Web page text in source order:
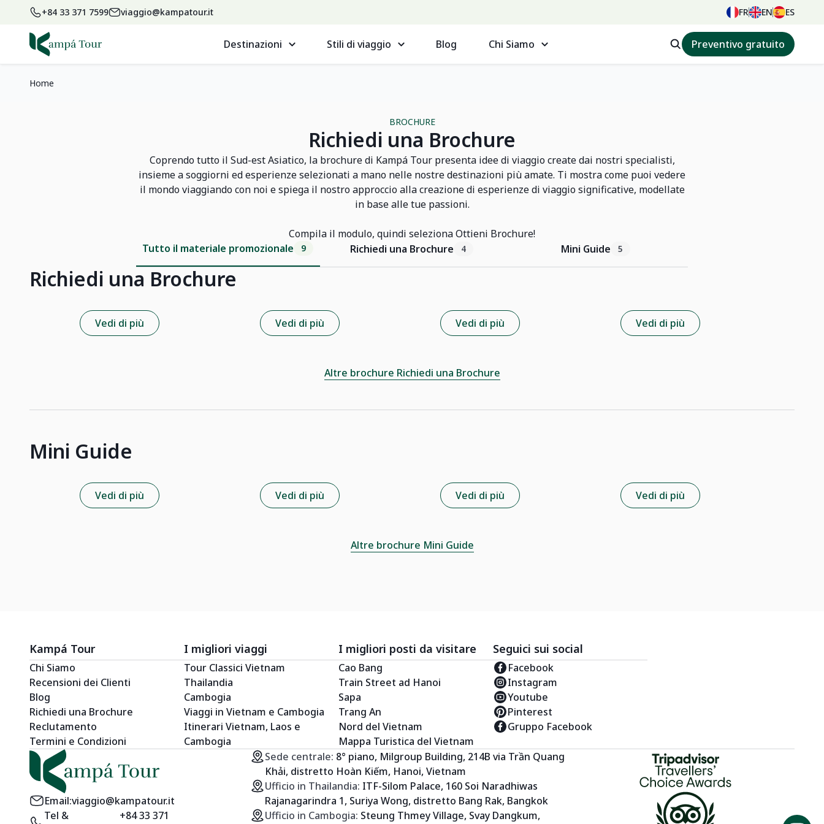
+84 33 371 7599 viaggio@kampatour.it FR EN ES
Destinazioni Stili di viaggio Blog Chi Siamo Preventivo gratuito
Home
BROCHURE
Richiedi una Brochure
Coprendo tutto il Sud-est Asiatico, la brochure di Kampá Tour presenta idee di viaggio create dai nostri specialisti,
insieme a soggiorni ed esperienze selezionati a mano nelle nostre destinazioni più amate. Ti mostra come puoi vedere
il mondo viaggiando con noi e spiega il nostro approccio alla creazione di esperienze di viaggio significative, modellate
in base alle tue passioni.
Compila il modulo, quindi seleziona Ottieni Brochure!
Tutto il materiale promozionale
9 Richiedi una Brochure 4 Mini Guide 5
Richiedi una Brochure
Vedi di più Vedi di più Vedi di più Vedi di più
Altre brochure Richiedi una Brochure
Mini Guide
Vedi di più Vedi di più Vedi di più Vedi di più
Altre brochure Mini Guide
Kampá Tour
Chi Siamo
Recensioni dei Clienti
Blog
Richiedi una Brochure
Reclutamento
Termini e Condizioni
I migliori viaggi
Tour Classici Vietnam
Thailandia
Cambogia
Viaggi in Vietnam e Cambogia
Itinerari Vietnam, Laos e
Cambogia
I migliori posti da visitare
Cao Bang
Train Street ad Hanoi
Sapa
Trang An
Nord del Vietnam
Mappa Turistica del Vietnam
Seguici sui social
Facebook
Instagram
Youtube
Pinterest
Gruppo Facebook
Email:viaggio@kampatour.it
Tel &
+84 33 371
Sede centrale: 8° piano, Milgroup Building, 214B via Trần Quang
Khải, distretto Hoàn Kiếm, Hanoi, Vietnam
Ufficio in Thailandia: ITF-Silom Palace, 160 Soi Naradhiwas
Rajanagarindra 1, Suriya Wong, distretto Bang Rak, Bangkok
Ufficio in Cambogia: Steung Thmey Village, Svay Dangkum,